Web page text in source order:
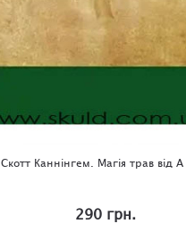
Скотт Каннінгем. Магія трав від
290 грн.